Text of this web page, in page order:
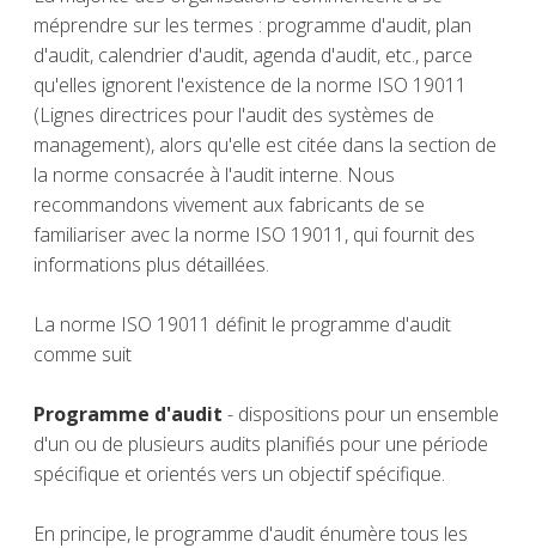
méprendre sur les termes : programme d'audit, plan
d'audit, calendrier d'audit, agenda d'audit, etc., parce
qu'elles ignorent l'existence de la norme ISO 19011
(Lignes directrices pour l'audit des systèmes de
management), alors qu'elle est citée dans la section de
la norme consacrée à l'audit interne. Nous
recommandons vivement aux fabricants de se
familiariser avec la norme ISO 19011, qui fournit des
informations plus détaillées.
La norme ISO 19011 définit le programme d'audit
comme suit
Programme d'audit - dispositions pour un ensemble
d'un ou de plusieurs audits planifiés pour une période
spécifique et orientés vers un objectif spécifique.
En principe, le programme d'audit énumère tous les